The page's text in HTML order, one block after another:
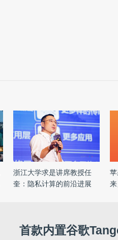
浙江大学求是讲席教授任
奎：隐私计算的前沿进展
首款内置谷歌